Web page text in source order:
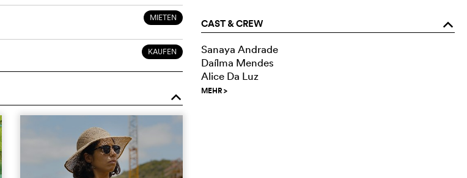
MIETEN
KAUFEN
o
CAST & CREW o
Sanaya Andrade
Daílma Mendes
Alice Da Luz
MEHR>